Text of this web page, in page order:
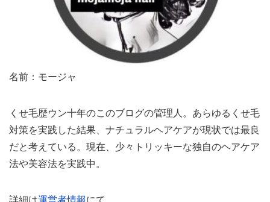
名前：モージャ
くせ毛歴ウン十年のこのブログの管理人。あらゆるくせ毛
対策を実践した結果、ナチュラルヘアケアが現状では最良
だと考えている。現在、少々トリッキーな独自のヘアケア
法や美容法を実践中。
詳細は運営者情報にて。